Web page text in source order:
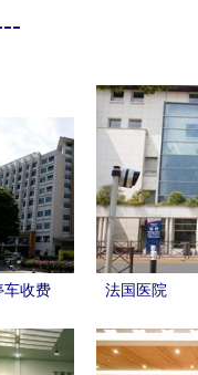
车收费
美医院
法国医院
疗用品不翼